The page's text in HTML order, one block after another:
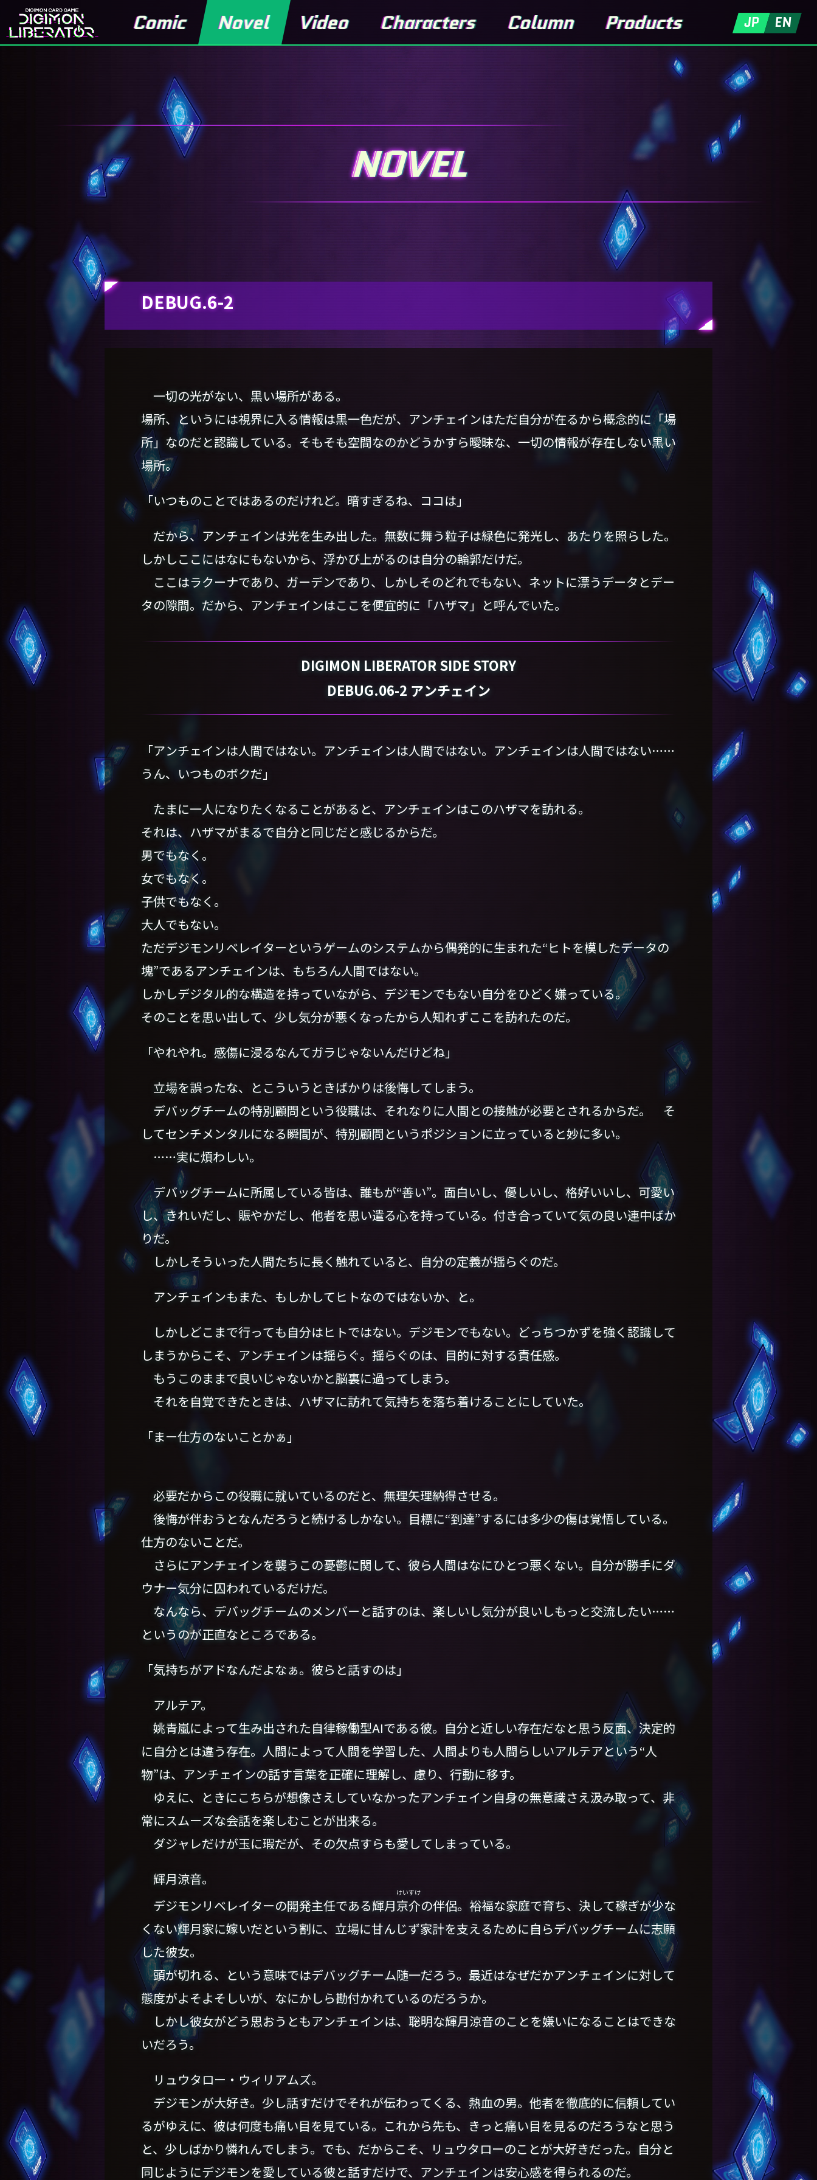
JP EN
DEBUG.6-2
一切の光がない、黒い場所がある。
場所、というには視界に入る情報は黒一色だが、アンチェインはただ自分が在るから概念的に「場
所」なのだと認識している。そもそも空間なのかどうかすら曖昧な、一切の情報が存在しない黒い
場所。
「いつものことではあるのだけれど。暗すぎるね、ココは」
だから、アンチェインは光を生み出した。無数に舞う粒子は緑色に発光し、あたりを照らした。
しかしここにはなにもないから、浮かび上がるのは自分の輪郭だけだ。
ここはラクーナであり、ガーデンであり、しかしそのどれでもない、ネットに漂うデータとデー
タの隙間。だから、アンチェインはここを便宜的に「ハザマ」と呼んでいた。
DIGIMON LIBERATOR SIDE STORY
DEBUG.06-2 アンチェイン
「アンチェインは人間ではない。アンチェインは人間ではない。アンチェインは人間ではない……
うん、いつものボクだ」
たまに一人になりたくなることがあると、アンチェインはこのハザマを訪れる。
それは、ハザマがまるで自分と同じだと感じるからだ。
男でもなく。
女でもなく。
子供でもなく。
大人でもない。
ただデジモンリベレイターというゲームのシステムから偶発的に生まれた“ヒトを模したデータの
塊”であるアンチェインは、もちろん人間ではない。
しかしデジタル的な構造を持っていながら、デジモンでもない自分をひどく嫌っている。
そのことを思い出して、少し気分が悪くなったから人知れずここを訪れたのだ。
「やれやれ。感傷に浸るなんてガラじゃないんだけどね」
立場を誤ったな、とこういうときばかりは後悔してしまう。
デバッグチームの特別顧問という役職は、それなりに人間との接触が必要とされるからだ。 そ
してセンチメンタルになる瞬間が、特別顧問というポジションに立っていると妙に多い。
……実に煩わしい。
デバッグチームに所属している皆は、誰もが“善い”。面白いし、優しいし、格好いいし、可愛い
し、きれいだし、賑やかだし、他者を思い遣る心を持っている。付き合っていて気の良い連中ばか
りだ。
しかしそういった人間たちに長く触れていると、自分の定義が揺らぐのだ。
アンチェインもまた、もしかしてヒトなのではないか、と。
しかしどこまで行っても自分はヒトではない。デジモンでもない。どっちつかずを強く認識して
しまうからこそ、アンチェインは揺らぐ。揺らぐのは、目的に対する責任感。
もうこのままで良いじゃないかと脳裏に過ってしまう。
それを自覚できたときは、ハザマに訪れて気持ちを落ち着けることにしていた。
「まー仕方のないことかぁ」
必要だからこの役職に就いているのだと、無理矢理納得させる。
後悔が伴おうとなんだろうと続けるしかない。目標に“到達”するには多少の傷は覚悟している。
仕方のないことだ。
さらにアンチェインを襲うこの憂鬱に関して、彼ら人間はなにひとつ悪くない。自分が勝手にダ
ウナー気分に囚われているだけだ。
なんなら、デバッグチームのメンバーと話すのは、楽しいし気分が良いしもっと交流したい……
というのが正直なところである。
「気持ちがアドなんだよなぁ。彼らと話すのは」
アルテア。
姚青嵐によって生み出された自律稼働型AIである彼。自分と近しい存在だなと思う反面、決定的
に自分とは違う存在。人間によって人間を学習した、人間よりも人間らしいアルテアという“人
物”は、アンチェインの話す言葉を正確に理解し、慮り、行動に移す。
ゆえに、ときにこちらが想像さえしていなかったアンチェイン自身の無意識さえ汲み取って、非
常にスムーズな会話を楽しむことが出来る。
ダジャレだけが玉に瑕だが、その欠点すらも愛してしまっている。
輝月涼音。
デジモンリベレイターの開発主任である輝月京介
けいすけ
の伴侶。裕福な家庭で育ち、決して稼ぎが少な
くない輝月家に嫁いだという割に、立場に甘んじず家計を支えるために自らデバッグチームに志願
した彼女。
頭が切れる、という意味ではデバッグチーム随一だろう。最近はなぜだかアンチェインに対して
態度がよそよそしいが、なにかしら勘付かれているのだろうか。
しかし彼女がどう思おうともアンチェインは、聡明な輝月涼音のことを嫌いになることはできな
いだろう。
リュウタロー・ウィリアムズ。
デジモンが大好き。少し話すだけでそれが伝わってくる、熱血の男。他者を徹底的に信頼してい
るがゆえに、彼は何度も痛い目を見ている。これから先も、きっと痛い目を見るのだろうなと思う
と、少しばかり憐れんでしまう。でも、だからこそ、リュウタローのことが大好きだった。自分と
同じようにデジモンを愛している彼と話すだけで、アンチェインは安心感を得られるのだ。